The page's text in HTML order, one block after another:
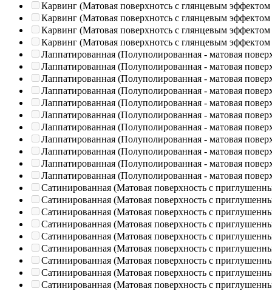
Карвинг (Матовая поверхнотсь с глянцевым эффектом
Карвинг (Матовая поверхнотсь с глянцевым эффектом
Карвинг (Матовая поверхнотсь с глянцевым эффектом
Карвинг (Матовая поверхнотсь с глянцевым эффектом
Лаппатированная (Полуполированная - матовая
Лаппатированная (Полуполированная - матовая
Лаппатированная (Полуполированная - матовая
Лаппатированная (Полуполированная - матовая
Лаппатированная (Полуполированная - матовая
Лаппатированная (Полуполированная - матовая
Лаппатированная (Полуполированная - матовая
Лаппатированная (Полуполированная - матовая
Лаппатированная (Полуполированная - матовая
Лаппатированная (Полуполированная - матовая
Лаппатированная (Полуполированная - матовая
Сатинированная (Матовая поверхность с
Сатинированная (Матовая поверхность с
Сатинированная (Матовая поверхность с
Сатинированная (Матовая поверхность с
Сатинированная (Матовая поверхность с
Сатинированная (Матовая поверхность с
Сатинированная (Матовая поверхность с
Сатинированная (Матовая поверхность с
Сатинированная (Матовая поверхность с